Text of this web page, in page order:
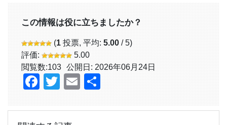
この情報は役に立ちましたか？
(1 投票, 平均: 5.00 / 5)
評価:
5.00
閲覧数:103 公開日: 2026年06月24日
Facebook
TwitterEmail